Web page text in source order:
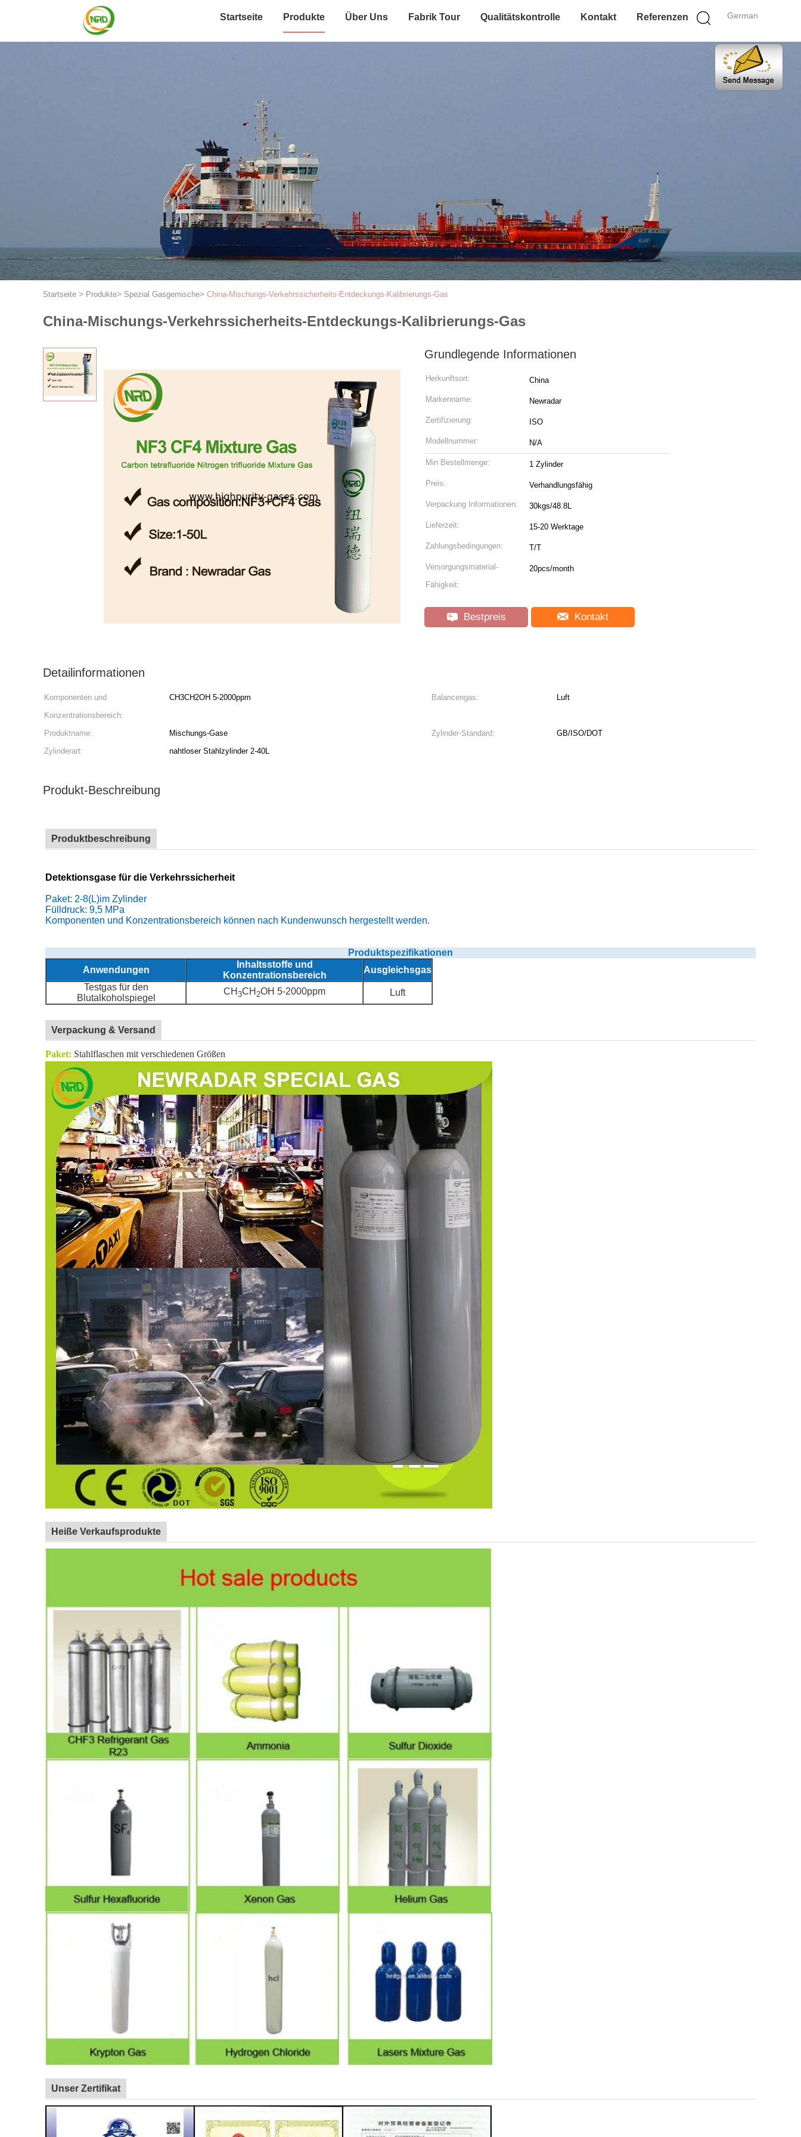
German
Startseite Produkte Über Uns Fabrik Tour Qualitätskontrolle Kontakt Referenzen
Startseite > Produkte> Spezial Gasgemische> China-Mischungs-Verkehrssicherheits-Entdeckungs-Kalibrierungs-Gas
China-Mischungs-Verkehrssicherheits-Entdeckungs-Kalibrierungs-Gas
Grundlegende Informationen
Herkunftsort: China
Markenname: Newradar
Zertifizierung: ISO
Modellnummer: N/A
Min Bestellmenge: 1 Zylinder
Preis: Verhandlungsfähig
Verpackung Informationen: 30kgs/48.8L
Lieferzeit: 15-20 Werktage
Zahlungsbedingungen: T/T
Versorgungsmaterial-
Fähigkeit:
20pcs/month
Bestpreis Kontakt
Detailinformationen
Komponenten und
Konzentrationsbereich:
CH3CH2OH 5-2000ppm Balancengas: Luft
Produktname: Mischungs-Gase Zylinder-Standard:
GB/ISO/DOT
Zylinderart:
nahtloser Stahlzylinder 2-40L
Produkt-Beschreibung
Produktbeschreibung
Detektionsgase für die Verkehrssicherheit
Paket: 2-8(L)im Zylinder
Fülldruck: 9,5 MPa
Komponenten und Konzentrationsbereich können nach Kundenwunsch hergestellt werden.
Produktspezifikationen
Anwendungen
Inhaltsstoffe und
Konzentrationsbereich
Ausgleichsgas
Testgas für den
Blutalkoholspiegel
CH 3CH 2OH 5-2000ppm Luft
Verpackung & Versand
Paket: Stahlflaschen mit verschiedenen Größen
Heiße Verkaufsprodukte
Unser Zertifikat